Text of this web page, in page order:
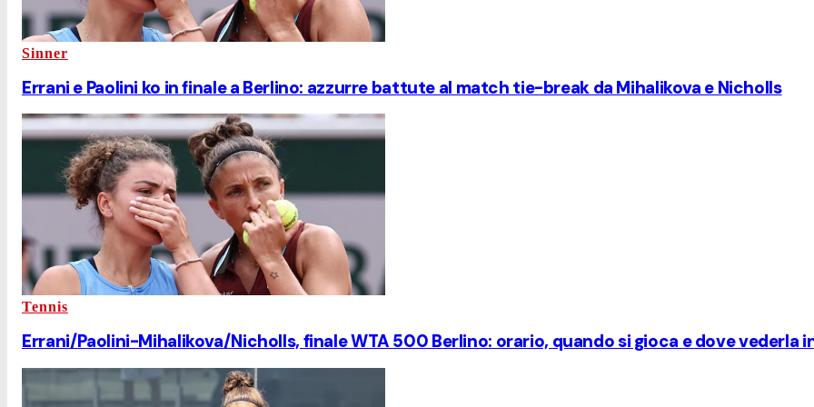
Sinner
Errani e Paolini ko in finale a Berlino: azzurre battute al match tie-break da Mihalikova e Nicholls
Tennis
Errani/Paolini-Mihalikova/Nicholls, finale WTA 500 Berlino: orario, quando si gioca e dove vederla